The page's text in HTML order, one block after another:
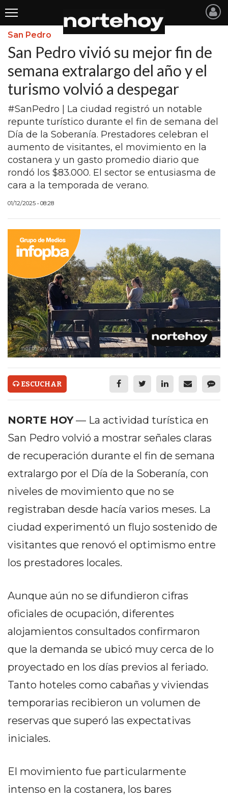
Últimas
Noticias
INICIO
NOTICIAS RECIENTES
SAN NICOLAS
RAMALLO
SAN PEDRO
PROVINCIA
PAIS
ECONOMÍA Y NEGOCIOS
ULTIMAS NOTICIAS
TEMAS DESTACADOS
TECNOLOGÍA
SERVICIOS
PRONÓSTICO
QUÉ ES
CHANGUITO.COM.AR Y
CÓMO FUNCIONA: CREAR
TIENDAS ONLINE CON
PEDIDOS POR WHATSAPP
EN ARGENTINA:
CHANGUITO.COM.AR VS
OTRAS PLATAFORMAS DE
VENTA POR WHATSAPP
WHATSAPP: LA GUÍA
DEFINITIVA PARA
RESTAURANTES Y
DELIVERIES
CÓMO ORGANIZAR LOS
PEDIDOS DE DELIVERY
SE TE PIERDA NINGUNO
San Pedro
San Pedro vivió su mejor fin de
semana extralargo del año y el
turismo volvió a despegar
#SanPedro | La ciudad registró un notable
repunte turístico durante el fin de semana del
Día de la Soberanía. Prestadores celebran el
aumento de visitantes, el movimiento en la
costanera y un gasto promedio diario que
rondó los $83.000. El sector se entusiasma de
cara a la temporada de verano.
01/12/2025 • 08:28
ESCUCHAR
NORTE HOY— La actividad turística en
San Pedro volvió a mostrar señales claras
de recuperación durante el fin de semana
extralargo por el Día de la Soberanía, con
niveles de movimiento que no se
registraban desde hacía varios meses. La
ciudad experimentó un flujo sostenido de
visitantes que renovó el optimismo entre
los prestadores locales.
Aunque aún no se difundieron cifras
oficiales de ocupación, diferentes
alojamientos consultados confirmaron
que la demanda se ubicó muy cerca de lo
proyectado en los días previos al feriado.
Tanto hoteles como cabañas y viviendas
temporarias recibieron un volumen de
reservas que superó las expectativas
iniciales.
El movimiento fue particularmente
intenso en la costanera, los bares